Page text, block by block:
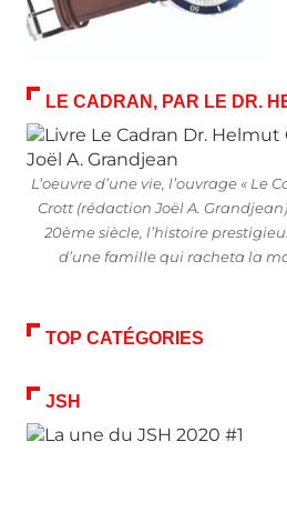
LE CADRAN, PAR LE DR.
L’oeuvre d’une vie, l’ouvrage « Le
Crott (rédaction Joël A.
20ème siècle, l’histoire
d’une famille qui racheta la
TOP CATÉGORIES
JSH